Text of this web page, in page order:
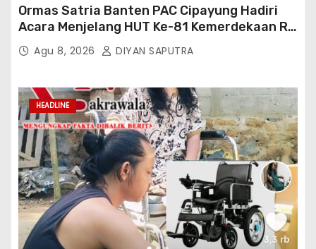
Ormas Satria Banten PAC Cipayung Hadiri
Acara Menjelang HUT Ke-81 Kemerdekaan RI
Di Silang Monas
Agu 8, 2026 DIYAN SAPUTRA
HEADLINE